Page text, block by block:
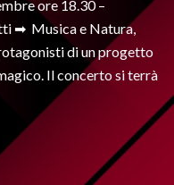
ore 18.30 –
➡︎ Musica e Natura,
di un progetto
Il concerto si terrà